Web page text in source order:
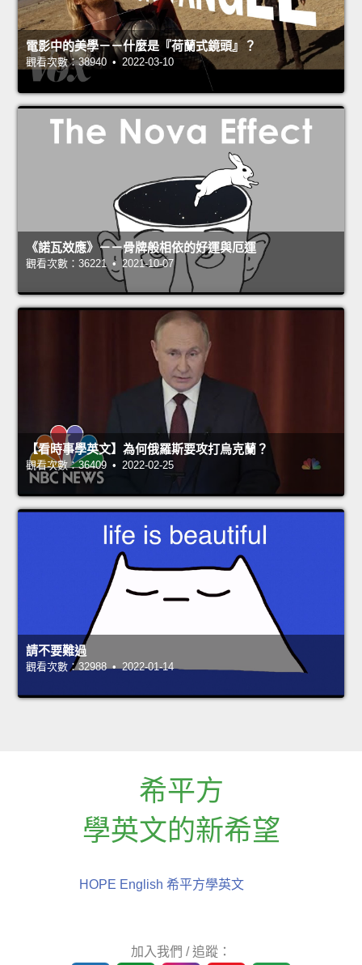
電影中的美學－－什麼是『荷蘭式鏡頭』？
觀看次數：38940 • 2022-03-10
《諾瓦效應》－－骨牌般相依的好運與厄運
觀看次數：36221 • 2021-10-07
【看時事學英文】為何俄羅斯要攻打烏克蘭？
觀看次數：36409 • 2022-02-25
請不要難過
觀看次數：32988 • 2022-01-14
希平方
學英文的新希望
HOPE English 希平方學英文
加入我們 / 追蹤：